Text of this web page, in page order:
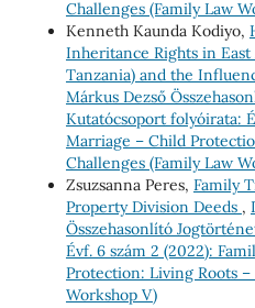
Challenges (Family Law
Kenneth Kaunda Kodiyo,
Inheritance Rights in
Tanzania) and the
Márkus Dezső
Kutatócsoport folyóirata:
Marriage – Child
Challenges (Family Law
Zsuzsanna Peres, Family
Property Division Deeds ,
Összehasonlító
Évf. 6 szám 2 (2022):
Protection: Living Roots
Workshop V)